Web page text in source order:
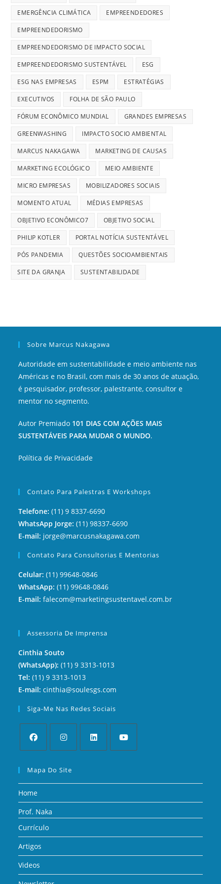
EMERGÊNCIA CLIMÁTICA EMPREENDEDORES
EMPREENDEDORISMO
EMPREENDEDORISMO DE IMPACTO SOCIAL
EMPREENDEDORISMO SUSTENTÁVEL ESG
ESG NAS EMPRESAS ESPM ESTRATÉGIAS
EXECUTIVOS FOLHA DE SÃO PAULO
FÓRUM ECONÔMICO MUNDIAL GRANDES EMPRESAS
GREENWASHING IMPACTO SOCIO AMBIENTAL
MARCUS NAKAGAWA MARKETING DE CAUSAS
MARKETING ECOLÓGICO MEIO AMBIENTE
MICRO EMPRESAS MOBILIZADORES SOCIAIS
MOMENTO ATUAL MÉDIAS EMPRESAS
OBJETIVO ECONÔMICO7 OBJETIVO SOCIAL
PHILIP KOTLER PORTAL NOTÍCIA SUSTENTÁVEL
PÓS PANDEMIA QUESTÕES SOCIOAMBIENTAIS
SITE DA GRANJA SUSTENTABILIDADE
Sobre Marcus Nakagawa
Autoridade em sustentabilidade e meio ambiente nas
Américas e no Brasil, com mais de 30 anos de atuação,
é pesquisador, professor, palestrante, consultor e
mentor no segmento.
Autor Premiado 101 DIAS COM AÇÕES MAIS
SUSTENTÁVEIS PARA MUDAR O MUNDO.
Política de Privacidade
Contato Para Palestras E Workshops
Telefone: (11) 9 8337-6690
WhatsApp Jorge: (11) 98337-6690
E-mail: jorge@marcusnakagawa.com
Contato Para Consultorias E Mentorias
Celular: (11) 99648-0846
WhatsApp: (11) 99648-0846
E-mail: falecom@marketingsustentavel.com.br
Assessoria De Imprensa
Cinthia Souto
(WhatsApp):(11) 9 3313-1013
Tel:(11) 9 3313-1013
E-mail: cinthia@soulesgs.com
Siga-Me Nas Redes Sociais
Mapa Do Site
Home
Prof. Naka
Currículo
Artigos
Videos